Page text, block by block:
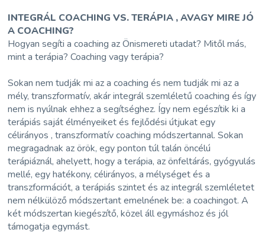
INTEGRÁL COACHING VS. TERÁPIA , AVAGY MIRE JÓ
A COACHING?
Hogyan segíti a coaching az Önismereti utadat? Mitől más,
mint a terápia? Coaching vagy terápia?
Sokan nem tudják mi az a coaching és nem tudják mi az a
mély, transzformatív, akár integrál szemléletű coaching és így
nem is nyúlnak ehhez a segítséghez. Így nem egészítik ki a
terápiás saját élményeiket és fejlődési útjukat egy
célirányos , transzformatív coaching módszertannal. Sokan
megragadnak az örök, egy ponton túl talán öncélú
terápiáznál, ahelyett, hogy a terápia, az önfeltárás, gyógyulás
mellé, egy hatékony, célirányos, a mélységet és a
transzformációt, a terápiás szintet és az integrál szemléletet
nem nélkülöző módszertant emelnének be: a coachingot. A
két módszertan kiegészítő, közel áll egymáshoz és jól
támogatja egymást.